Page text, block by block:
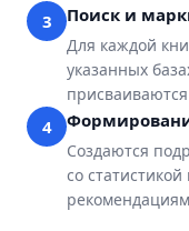
3 Поиск и
Для каждой
указанных
4
Создаются
со